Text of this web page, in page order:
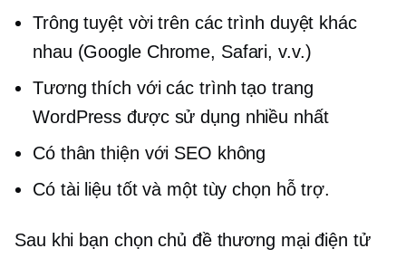
Trông tuyệt vời trên các trình duyệt khác
nhau (Google Chrome, Safari, v.v.)
Tương thích với các trình tạo trang
WordPress được sử dụng nhiều nhất
Có thân thiện với SEO không
Có tài liệu tốt và một tùy chọn hỗ trợ.
Sau khi bạn chọn chủ đề thương mại điện tử